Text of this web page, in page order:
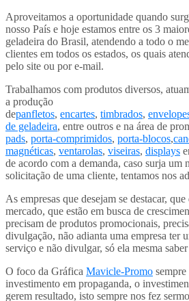
Aproveitamos a oportunidade quando
nosso País e hoje estamos entre os 3
geladeira do Brasil, atendendo a todo o
clientes em todos os estados, os quais
pelo site ou por e-mail.
Trabalhamos com produtos diversos,
a produção
depanfletos, encartes, timbrados,
de geladeira, entre outros e na área de
pads, porta-comprimidos, porta-blocos,
magnéticas, ventarolas, viseiras, displays
de acordo com a demanda, caso surja um
solicitação de uma cliente, tentamos nos
As empresas que desejam se destacar,
mercado, que estão em busca de
precisam de produtos promocionais,
divulgação, não adianta uma empresa ter
serviço e não divulgar, só ela mesma
O foco da Gráfica Mavicle-Promo
investimento em propaganda, o
gerem resultado, isto sempre nos fez